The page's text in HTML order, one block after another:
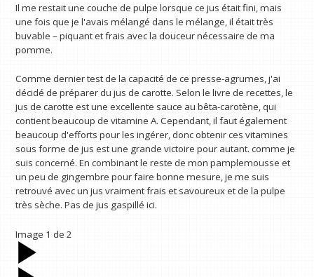
Il me restait une couche de pulpe lorsque ce jus était fini, mais
une fois que je l'avais mélangé dans le mélange, il était très
buvable – piquant et frais avec la douceur nécessaire de ma
pomme.
Comme dernier test de la capacité de ce presse-agrumes, j'ai
décidé de préparer du jus de carotte. Selon le livre de recettes, le
jus de carotte est une excellente sauce au bêta-carotène, qui
contient beaucoup de vitamine A. Cependant, il faut également
beaucoup d'efforts pour les ingérer, donc obtenir ces vitamines
sous forme de jus est une grande victoire pour autant. comme je
suis concerné. En combinant le reste de mon pamplemousse et
un peu de gingembre pour faire bonne mesure, je me suis
retrouvé avec un jus vraiment frais et savoureux et de la pulpe
très sèche. Pas de jus gaspillé ici.
Image 1 de2